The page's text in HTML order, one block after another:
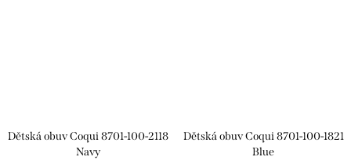
Dětská obuv Coqui 8701-100-2118
Navy
Dětská obuv Coqui 8701-100-1821
Blue